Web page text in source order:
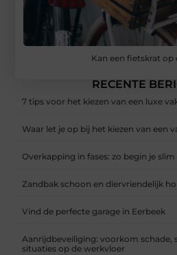
Kan een fietskrat op
RECENTE
7 tips voor het kiezen van een luxe
Waar let je op bij het kiezen van een
Overkapping in fases: zo begin je
Zandbak schoon en diervriendelijk
Vind de perfecte garage in Eerbeek
Aanrijdbeveiliging: voorkom schade,
situaties op de werkvloer